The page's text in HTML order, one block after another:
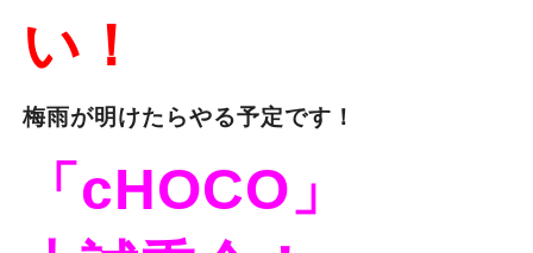
い！
梅雨が明けたらやる予定です！
「cHOCO」